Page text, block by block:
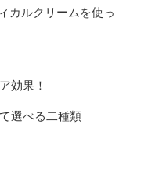
カルクリームを使っ
効果！
選べる二種類